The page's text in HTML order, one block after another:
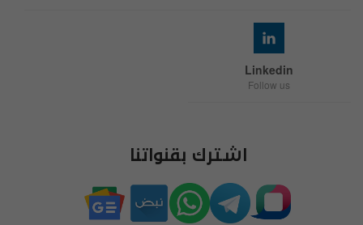
Linkedin
Follow us
اشترك بقنواتنا